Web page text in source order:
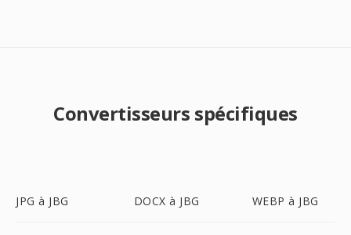
Convertisseurs spécifiques
JPG à JBG DOCX à JBG WEBP à JBG